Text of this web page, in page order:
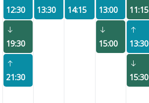
12:30
19:30
21:30
13:30 14:15 13:00
15:00
11:15
13:30
15:30